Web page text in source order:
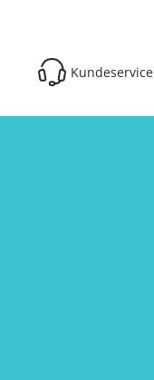
Kundeservice